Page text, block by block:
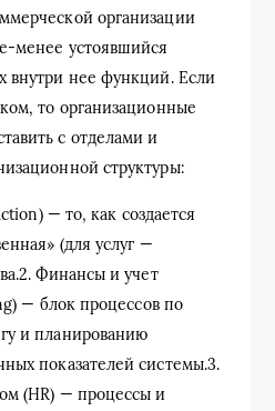
организации
менее устоявшийся
внутри нее функций. Если
то организационные
с отделами и
структуры:
— то, как создается
(для услуг —
Финансы и учет
— блок процессов по
и планированию
показателей системы.3.
(HR) — процессы и